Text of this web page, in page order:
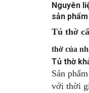
Nguyên li
sản ph
Tủ thờ
thờ của nh
Tủ thờ
Sản
với thời